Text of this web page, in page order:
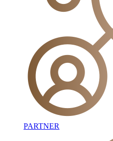
PARTNER